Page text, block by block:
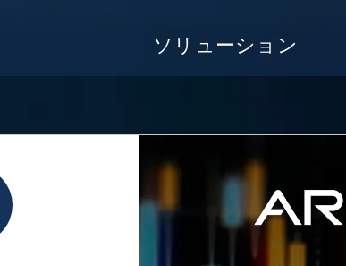
ソリューション